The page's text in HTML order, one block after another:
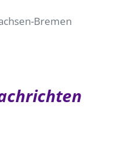
Bremen